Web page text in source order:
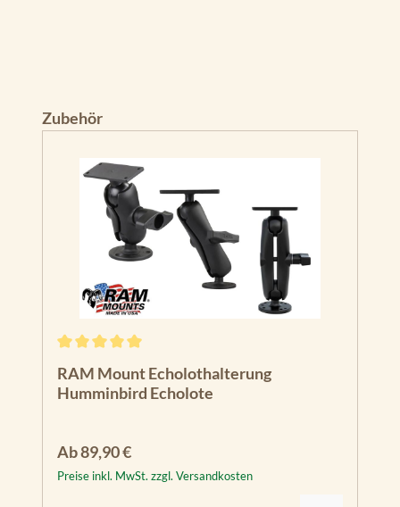
Produktgalerie überspringen
Zubehör
RAM Mount Echolothalterung
Humminbird Echolote
Regulärer Preis:
Ab89,90 €
Preise inkl. MwSt. zzgl. Versandkosten